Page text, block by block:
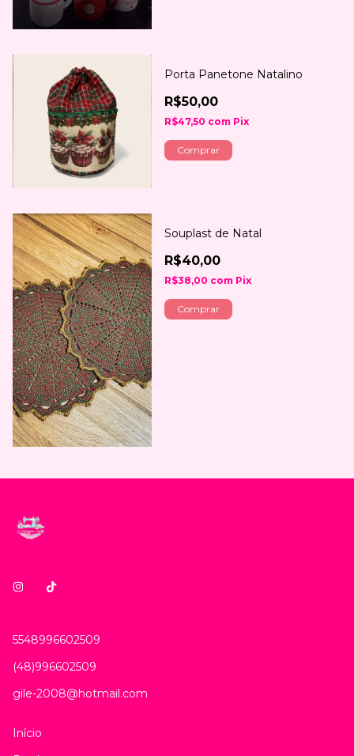
Porta Panetone Natalino
R$50,00
R$47,50 com Pix
Comprar
Souplast de Natal
R$40,00
R$38,00 com Pix
Comprar
5548996602509
(48)996602509
gile-2008@hotmail.com
Início